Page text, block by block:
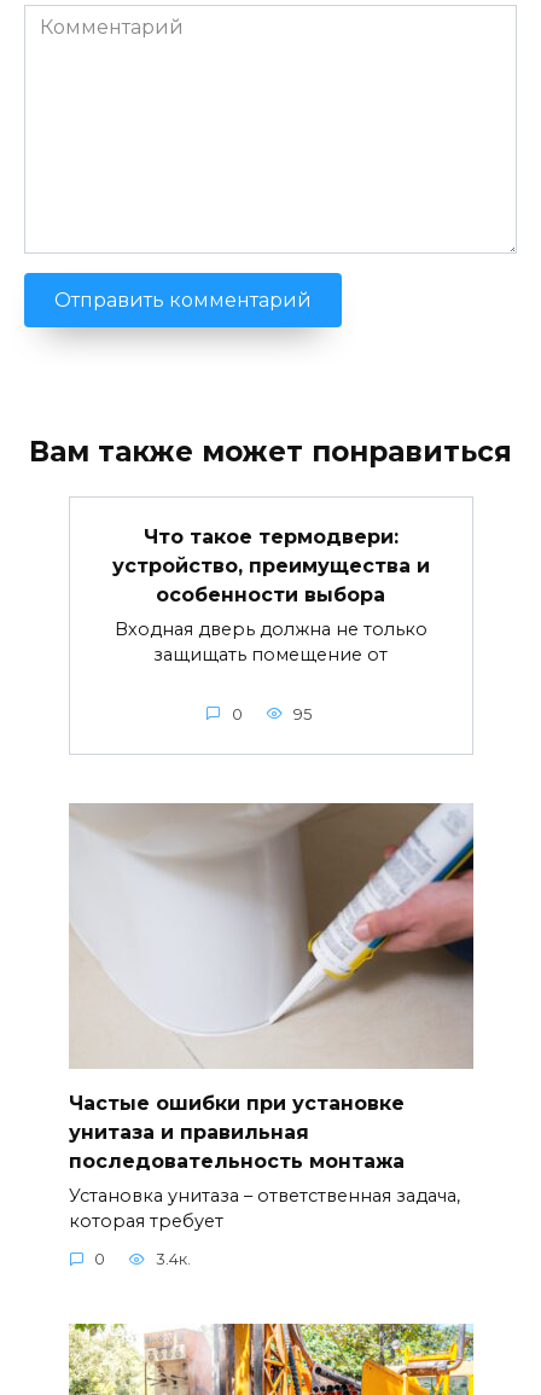
Комментарий
Вам также может понравиться
Что такое термодвери:
устройство, преимущества и
особенности выбора
Входная дверь должна не только
защищать помещение от
0 95
Частые ошибки при установке
унитаза и правильная
последовательность монтажа
Установка унитаза – ответственная задача,
которая требует
0 3.4к.